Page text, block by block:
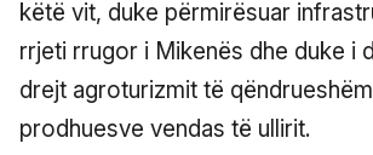
këtë vit, duke përmirësuar
rrjeti rrugor i Mikenës dhe duke i
drejt agroturizmit të
prodhuesve vendas të ullirit.